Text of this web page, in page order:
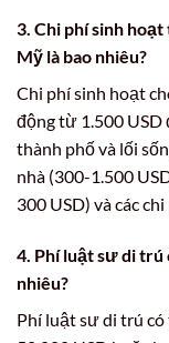
3. Chi phí sinh
Mỹ là bao nhiêu?
Chi phí sinh hoạt
động từ 1.500 USD
thành phố và lối
nhà (300-1.500
300 USD) và các
4. Phí luật sư di trú
nhiêu?
Phí luật sư di trú